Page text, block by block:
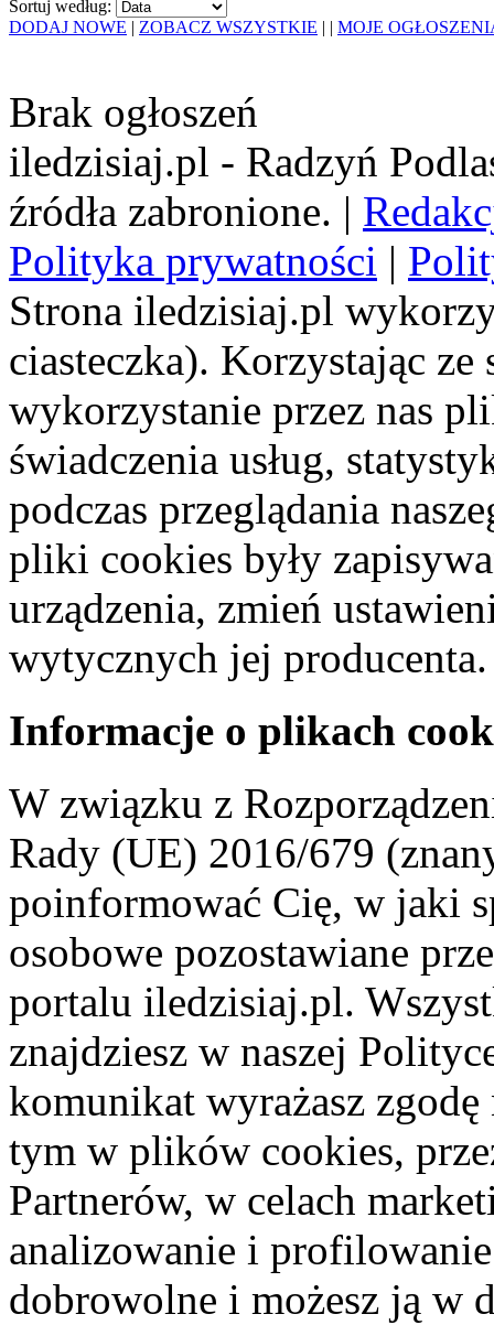
Sortuj według:
DODAJ NOWE | ZOBACZ WSZYSTKIE | | MOJE
Brak ogłoszeń
iledzisiaj.pl - Radzyń
źródła zabronione. |
Polityka prywatności |
Strona iledzisiaj.pl
ciasteczka). Korzystając
wykorzystanie przez nas
świadczenia usług,
podczas przeglądania
pliki cookies były
urządzenia, zmień
wytycznych jej producenta.
Informacje o plikach
W związku z
Rady (UE) 2016/679
poinformować Cię, w jaki
osobowe pozostawiane
portalu iledzisiaj.pl.
znajdziesz w naszej
komunikat wyrażasz
tym w plików cookies,
Partnerów, w celach
analizowanie i
dobrowolne i możesz ją w